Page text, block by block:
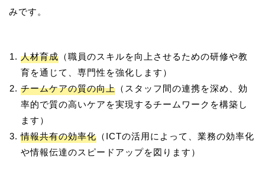
人材育成 （職員のスキルを向上させるための研修や教
育を通じて、専門性を強化します）
チームケアの質の向上 （スタッフ間の連携を深め、効
率的で質の高いケアを実現するチームワークを構築し
ます）
情報共有の効率化 （ICTの活用によって、業務の効率化
や情報伝達のスピードアップを図ります）